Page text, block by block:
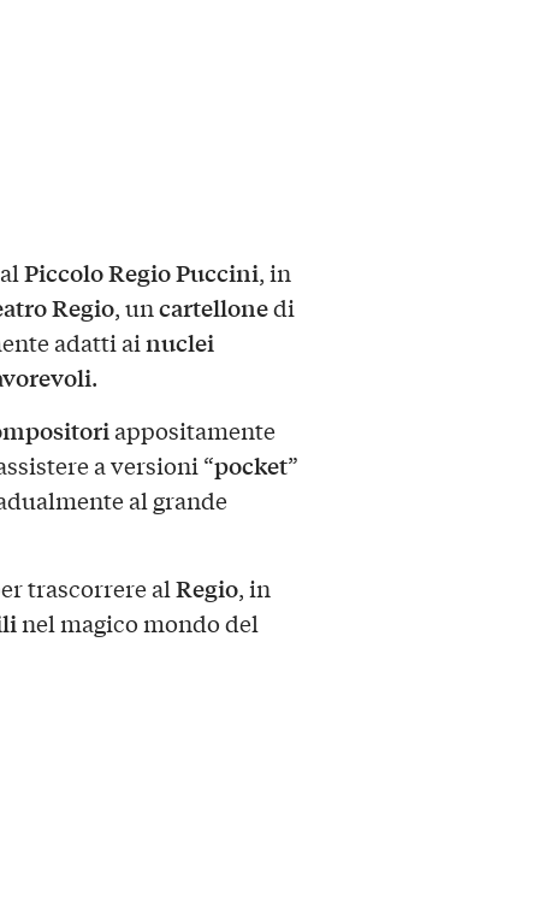
Piccolo Regio Puccini, in
Regio, uncartellonedi
adatti ainuclei
.
appositamente
a versioni “pocket”
al grande
trascorrere alRegio, in
nel magico mondo del